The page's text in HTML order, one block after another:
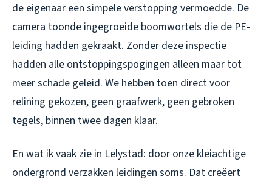
de eigenaar een simpele verstopping vermoedde. De
camera toonde ingegroeide boomwortels die de PE-
leiding hadden gekraakt. Zonder deze inspectie
hadden alle ontstoppingspogingen alleen maar tot
meer schade geleid. We hebben toen direct voor
relining gekozen, geen graafwerk, geen gebroken
tegels, binnen twee dagen klaar.
En wat ik vaak zie in Lelystad: door onze kleiachtige
ondergrond verzakken leidingen soms. Dat creëert